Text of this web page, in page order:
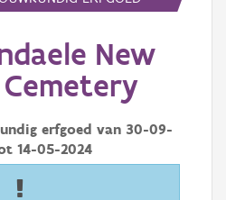
New
erfgoed van 30-09-
14-05-2024